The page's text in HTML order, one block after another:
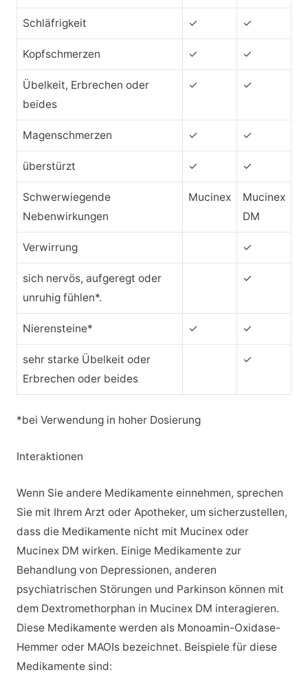
Schläfrigkeit ✓ ✓
Kopfschmerzen ✓ ✓
Übelkeit, Erbrechen oder
beides
✓ ✓
Magenschmerzen ✓ ✓
überstürzt ✓ ✓
Schwerwiegende
Nebenwirkungen
Mucinex
Mucinex
DM
Verwirrung ✓
sich nervös, aufgeregt oder
unruhig fühlen*.
✓
Nierensteine* ✓ ✓
sehr starke Übelkeit oder
Erbrechen oder beides
✓
*bei Verwendung in hoher Dosierung
Interaktionen
Wenn Sie andere Medikamente einnehmen, sprechen
Sie mit Ihrem Arzt oder Apotheker, um sicherzustellen,
dass die Medikamente nicht mit Mucinex oder
Mucinex DM wirken. Einige Medikamente zur
Behandlung von Depressionen, anderen
psychiatrischen Störungen und Parkinson können mit
dem Dextromethorphan in Mucinex DM interagieren.
Diese Medikamente werden als Monoamin-Oxidase-
Hemmer oder MAOIs bezeichnet. Beispiele für diese
Medikamente sind: